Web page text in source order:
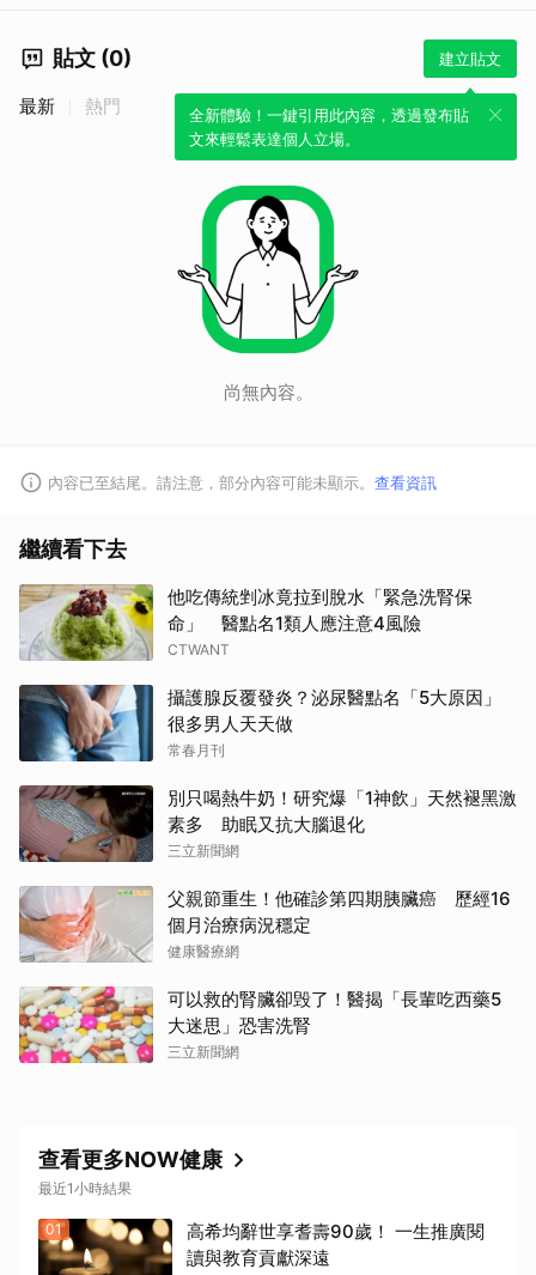
貼文 (0) 建立貼文
全新體驗！一鍵引用此內容，透過發布貼
文來輕鬆表達個人立場。
最新 熱門
尚無內容。
內容已至結尾。請注意，部分內容可能未顯示。 查看資訊
繼續看下去
他吃傳統剉冰竟拉到脫水「緊急洗腎保
命」 醫點名1類人應注意4風險
CTWANT
攝護腺反覆發炎？泌尿醫點名「5大原因」
很多男人天天做
常春月刊
別只喝熱牛奶！研究爆「1神飲」天然褪黑激
素多 助眠又抗大腦退化
三立新聞網
父親節重生！他確診第四期胰臟癌 歷經16
個月治療病況穩定
健康醫療網
可以救的腎臟卻毁了！醫揭「長輩吃西藥5
大迷思」恐害洗腎
三立新聞網
查看更多NOW健康
最近1小時結果
01
高希均辭世享耆壽90歲！ 一生推廣閱
讀與教育貢獻深遠